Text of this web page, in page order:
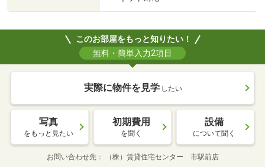
このお部屋をもっと知りたい！
無料・簡単入力2項目
実際に物件を見学 したい
写真
をもっと見たい
初期費用
を聞く
設備
について聞く
お問い合わせ先 （株）賃貸住宅センター 市駅前店